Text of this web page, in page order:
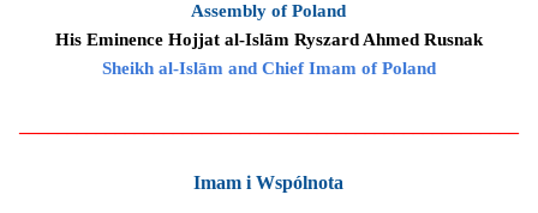
Assembly of Poland
His Eminence Hojjat al-Islām Ryszard Ahmed Rusnak
Sheikh al-Islām and Chief Imam of Poland
Imam i Wspólnota